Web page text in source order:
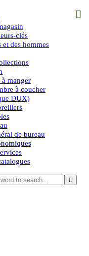
clés
et des hommes
à manger
à coucher
DUX)
de bureau